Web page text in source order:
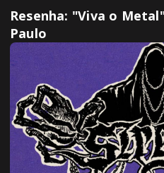
Resenha: "Viva o
Paulo